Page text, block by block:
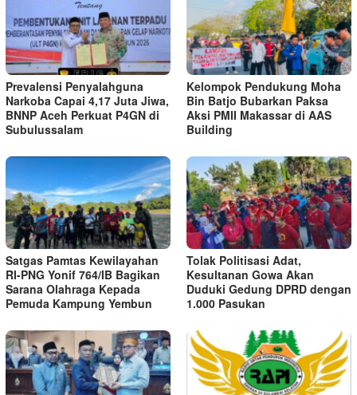
Prevalensi Penyalahguna
Narkoba Capai 4,17 Juta Jiwa,
BNNP Aceh Perkuat P4GN di
Subulussalam
Kelompok Pendukung Moha
Bin Batjo Bubarkan Paksa
Aksi PMII Makassar di AAS
Building
Satgas Pamtas Kewilayahan
RI-PNG Yonif 764/IB Bagikan
Sarana Olahraga Kepada
Pemuda Kampung Yembun
Tolak Politisasi Adat,
Kesultanan Gowa Akan
Duduki Gedung DPRD dengan
1.000 Pasukan